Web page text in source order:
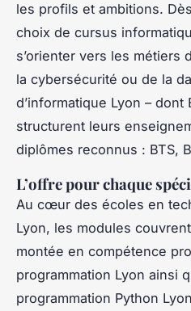
les profils et ambitions.
choix de cursus
s’orienter vers les métiers
la cybersécurité ou de la
d’informatique Lyon – dont
structurent leurs
diplômes reconnus : BTS,
L’offre pour chaque
Au cœur des écoles en
Lyon, les modules
montée en compétence
programmation Lyon ainsi
programmation Python